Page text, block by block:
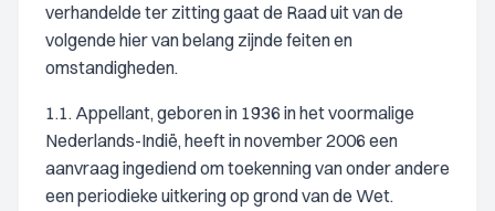
verhandelde ter zitting gaat de Raad uit van de
volgende hier van belang zijnde feiten en
omstandigheden.
1.1. Appellant, geboren in 1936 in het voormalige
Nederlands-Indië, heeft in november 2006 een
aanvraag ingediend om toekenning van onder andere
een periodieke uitkering op grond van de Wet.